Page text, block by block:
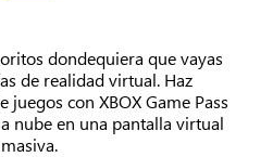
dondequiera que vayas
de realidad virtual. Haz
juegos con XBOX Game Pass
nube en una pantalla virtual
masiva.